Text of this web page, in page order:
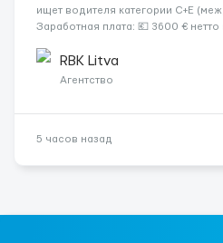
ищет водителя категории C+E
Заработная плата: 💶 3600 €
рефрижераторах. В среднем
разгрузки ...
RBK Litva
Агентство
5 часов назад